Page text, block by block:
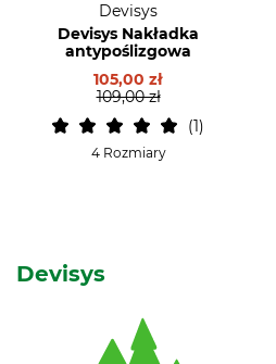
Devisys
Devisys Nakładka
antypoślizgowa
105,00 zł
109,00 zł
1
4 Rozmiary
Devisys